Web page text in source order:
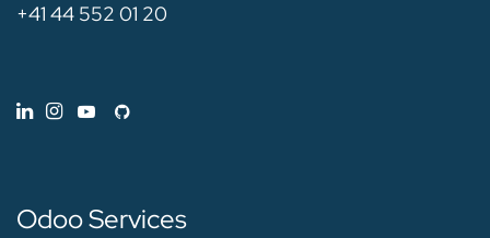
+41 44 552 01 20
Odoo Services